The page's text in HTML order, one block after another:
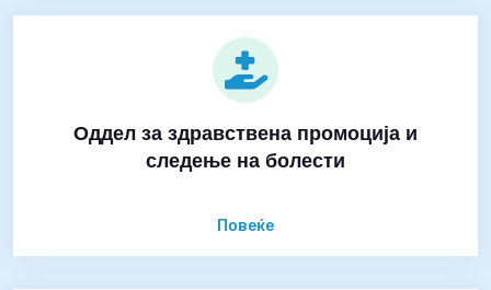
Оддел за здравствена промоција и
следење на болести
Повеќе